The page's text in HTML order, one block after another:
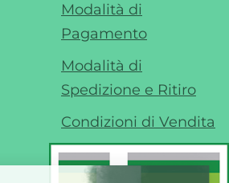
Modalità di
Pagamento
Modalità di
Spedizione e Ritiro
Condizioni di Vendita